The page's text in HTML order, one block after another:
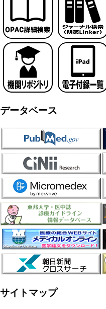
データベース
サイトマップ